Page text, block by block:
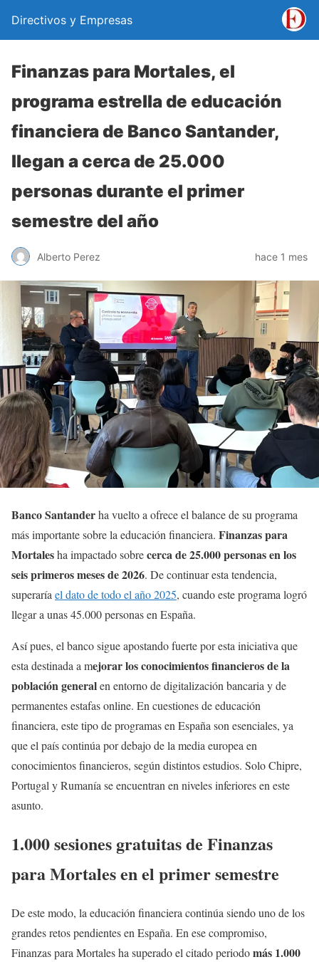
Directivos y Empresas
Finanzas para Mortales, el
programa estrella de educación
financiera de Banco Santander,
llegan a cerca de 25.000
personas durante el primer
semestre del año
Alberto Perez hace 1 mes
Banco Santanderha vuelto a ofrece el balance de su programa
más importante sobre la educación financiera. Finanzas para
Mortalesha impactado sobrecerca de 25.000 personas en los
seis primeros meses de 2026. De continuar esta tendencia,
superaría el dato de todo el año 2025, cuando este programa logró
llegar a unas 45.000 personas en España.
Así pues, el banco sigue apostando fuerte por esta iniciativa que
esta destinada a mejorar los conocimientos financieros de la
población generalen entorno de digitalización bancaria y de
permanentes estafas online. En cuestiones de educación
financiera, este tipo de programas en España son esenciales, ya
que el país continúa por debajo de la media europea en
conocimientos financieros, según distintos estudios. Solo Chipre,
Portugal y Rumanía se encuentran en niveles inferiores en este
asunto.
1.000 sesiones gratuitas de Finanzas
para Mortales en el primer semestre
De este modo, la educación financiera continúa siendo uno de los
grandes retos pendientes en España. En ese compromiso,
Finanzas para Mortales ha superado el citado periodomás 1.000